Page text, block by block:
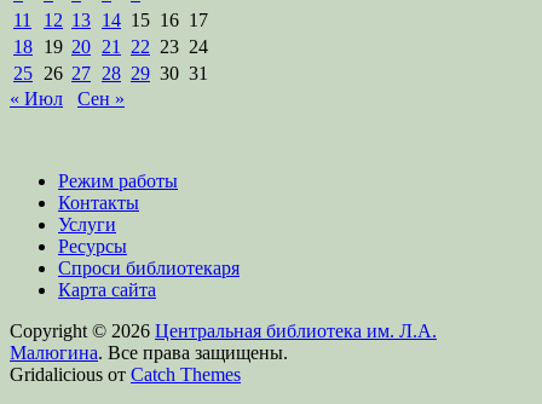
11
12 13 14 15 16 17
18 19 20 21 22 23 24
25 26 27 28 29 30 31
« Июл
Сен »
Режим работы
Контакты
Услуги
Ресурсы
Спроси библиотекаря
Карта сайта
Copyright © 2026 Центральная библиотека им. Л.А.
Малюгина. Все права защищены.
Gridalicious от Catch Themes